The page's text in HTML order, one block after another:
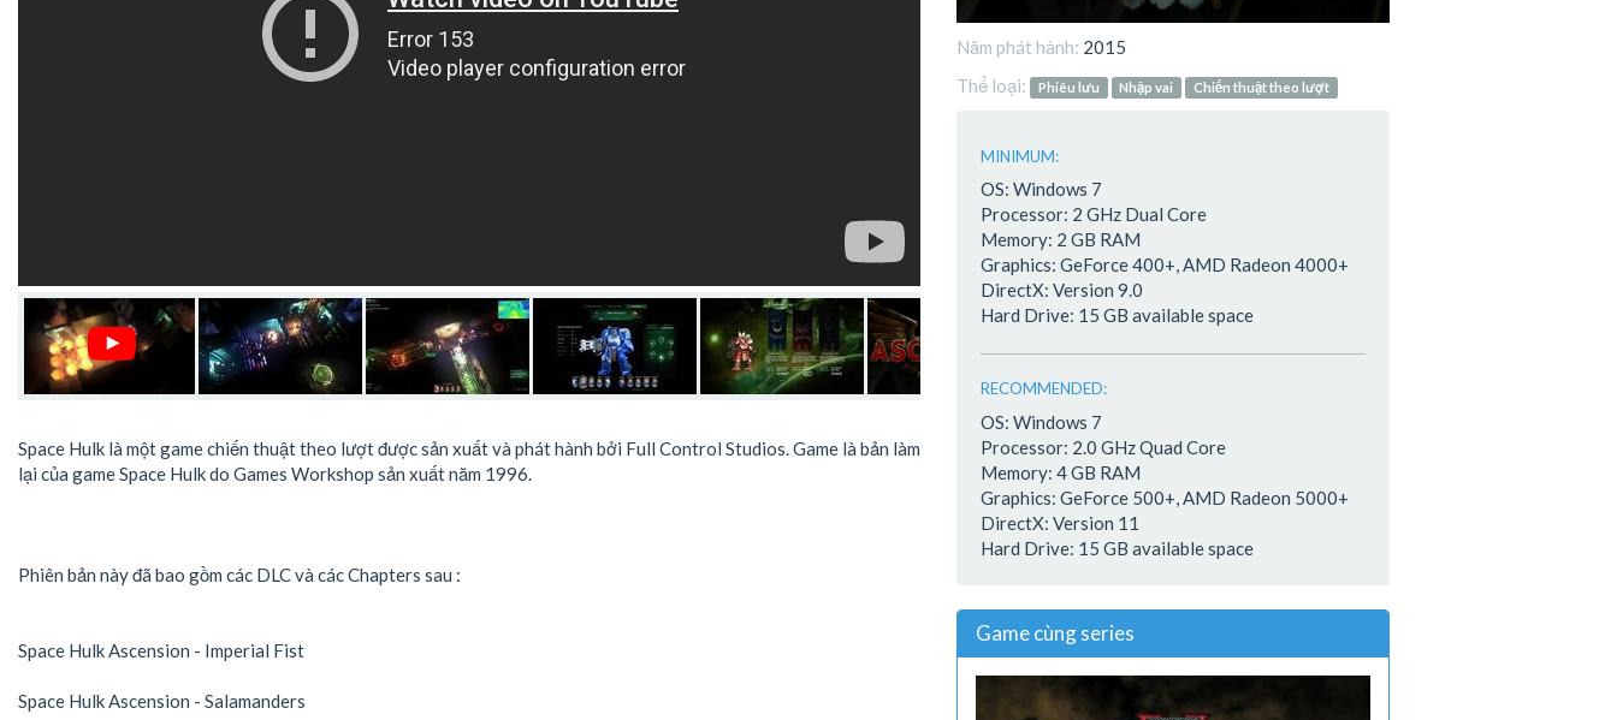
Space Hulk là một game chiến thuật theo lượt được sản xuất và phát hành bởi Full Control Studios. Game là bản làm
lại của game Space Hulk do Games Workshop sản xuất năm 1996.
Phiên bản này đã bao gồm các DLC và các Chapters sau :
Space Hulk Ascension - Imperial Fist
Space Hulk Ascension - Salamanders
Năm phát hành: 2015
Thể loại:
Phiêu lưu Nhập vai Chiến thuật theo lượt
MINIMUM:
OS: Windows 7
Processor: 2 GHz Dual Core
Memory: 2 GB RAM
Graphics: GeForce 400+, AMD Radeon 4000+
DirectX: Version 9.0
Hard Drive: 15 GB available space
RECOMMENDED:
OS: Windows 7
Processor: 2.0 GHz Quad Core
Memory: 4 GB RAM
Graphics: GeForce 500+, AMD Radeon 5000+
DirectX: Version 11
Hard Drive: 15 GB available space
Game cùng series